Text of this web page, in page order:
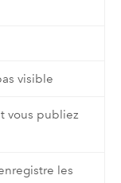
visible
vous publiez
les